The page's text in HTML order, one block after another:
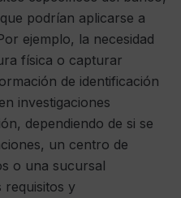
podrían aplicarse a
ejemplo, la necesidad
física o capturar
de identificación
investigaciones
dependiendo de si se
un centro de
o una sucursal
requisitos y